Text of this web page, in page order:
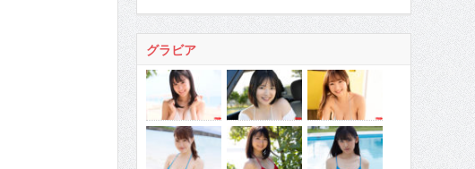
グラビア